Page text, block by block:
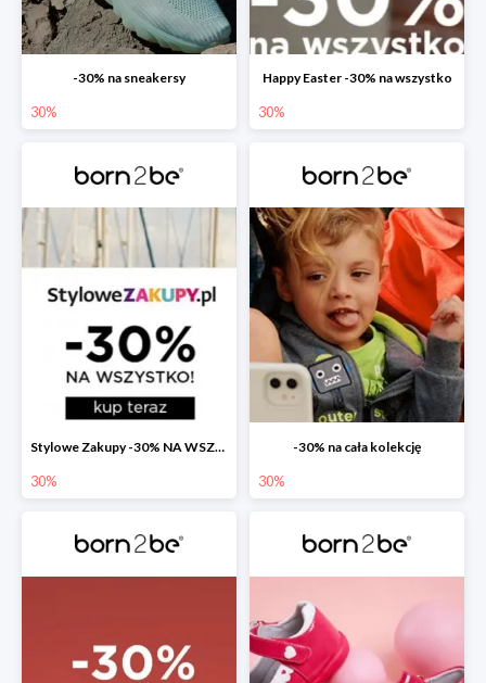
-30% na sneakersy
30%
Happy Easter -30% na wszystko
30%
Stylowe Zakupy -30% NA WSZYSTKO
30%
-30% na cała kolekcję
30%